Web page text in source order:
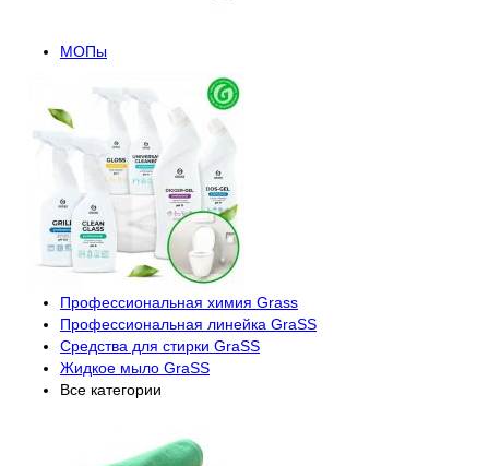
МОПы
Профессиональная химия Grass
Профессиональная линейка GraSS
Средства для стирки GraSS
Жидкое мыло GraSS
Все категории